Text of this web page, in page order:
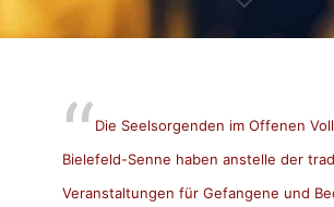
Die Seelsorgenden im Offenen
Bielefeld-Senne haben anstelle der
Veranstaltungen für Gefangene und